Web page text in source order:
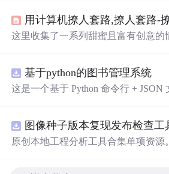
这里收集了一系列甜蜜且富有创意的
基于python的图书管理系统
这是一个基于 Python 命令行 + JSON
添加、删除、修改、搜索（按书名/作
记录馆藏总数和当前可借数量。 学生管理：支持学生信息
原创本地工程分析工具合集单项资源